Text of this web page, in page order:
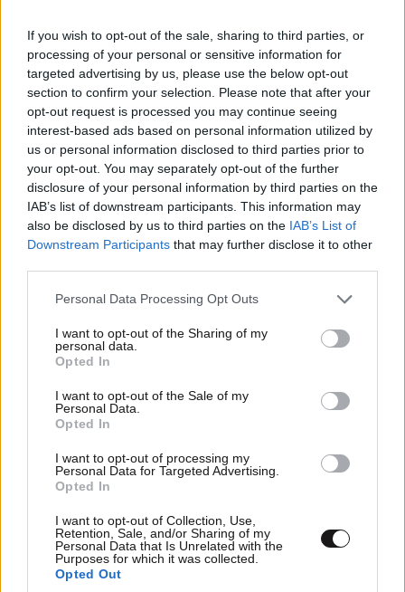
If you wish to opt-out of the sale, sharing to third parties, or
processing of your personal or sensitive information for
targeted advertising by us, please use the below opt-out
section to confirm your selection. Please note that after your
opt-out request is processed you may continue seeing
interest-based ads based on personal information utilized by
us or personal information disclosed to third parties prior to
your opt-out. You may separately opt-out of the further
disclosure of your personal information by third parties on the
IAB’s list of downstream participants. This information may
also be disclosed by us to third parties on the IAB’s List of
Downstream Participants that may further disclose it to other
Please note that this website/app uses one or more Google
not limited to your visit or usage behaviour. You may click to
grant or deny consent to Google and its third-party tags to
use your data for below specified purposes in below Google
consent section.
Personal Data Processing Opt Outs
I want to opt-out of the Sharing of my
personal data.
Opted In
I want to opt-out of the Sale of my
Personal Data.
Opted In
I want to opt-out of processing my
Personal Data for Targeted Advertising.
Opted In
I want to opt-out of Collection, Use,
Retention, Sale, and/or Sharing of my
Personal Data that Is Unrelated with the
Purposes for which it was collected.
Opted Out
Ολα αυτά τα εφτιαξε ο μεγάλος; Για ποιά χρήση;
Απαντήστε
Τσίτος 25·06·2020 11:35
Η αλήθεια είναι..εμείς φτιάξαμε τον μεγάλο.
Απαντήστε
Ολα αυτα τα εφτιαξε για να μας δοκιμασει....
Απαντήστε
Τσίτος 25·06·2020 00:38
Επένδυση για τα γεράματα.
Απαντήστε